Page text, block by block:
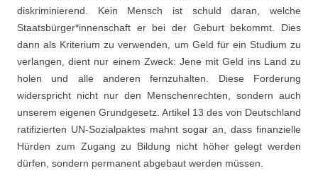
diskriminierend. Kein Mensch ist schuld daran, welche
Staatsbürger*innenschaft er bei der Geburt bekommt. Dies
dann als Kriterium zu verwenden, um Geld für ein Studium zu
verlangen, dient nur einem Zweck: Jene mit Geld ins Land zu
holen und alle anderen fernzuhalten. Diese Forderung
widerspricht nicht nur den Menschenrechten, sondern auch
unserem eigenen Grundgesetz. Artikel 13 des von Deutschland
ratifizierten UN-Sozialpaktes mahnt sogar an, dass finanzielle
Hürden zum Zugang zu Bildung nicht höher gelegt werden
dürfen, sondern permanent abgebaut werden müssen.